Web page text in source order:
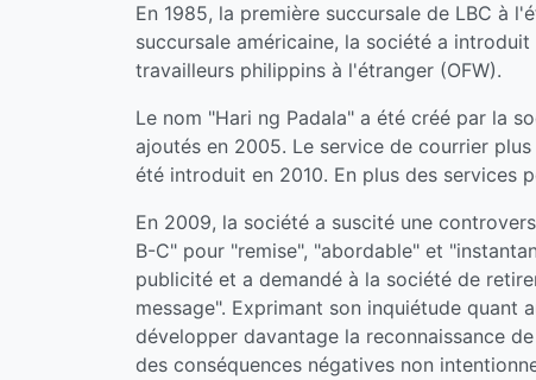
En 1985, la première succursale de LBC à
succursale américaine, la société a
travailleurs philippins à l'étranger (OFW).
Le nom "Hari ng Padala" a été créé par la
ajoutés en 2005. Le service de courrier
été introduit en 2010. En plus des services
En 2009, la société a suscité une
B-C" pour "remise", "abordable" et
publicité et a demandé à la société de
message". Exprimant son inquiétude
développer davantage la reconnaissance
des conséquences négatives non